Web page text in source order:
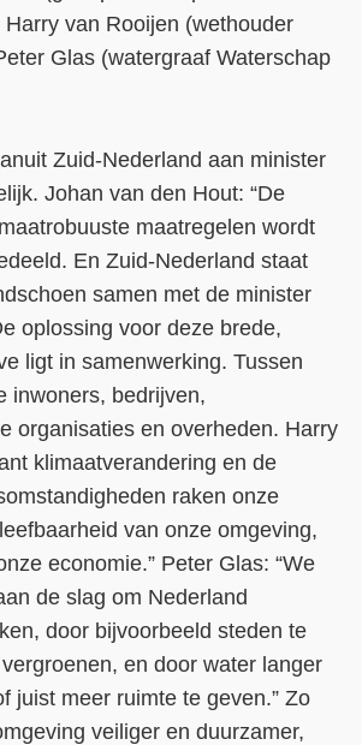
van Rooijen (wethouder
Glas (watergraaf Waterschap
Zuid-Nederland aan minister
Johan van den Hout: “De
maatregelen wordt
En Zuid-Nederland staat
samen met de minister
oplossing voor deze brede,
ligt in samenwerking. Tussen
inwoners, bedrijven,
organisaties en overheden. Harry
klimaatverandering en de
raken onze
van onze omgeving,
economie.” Peter Glas: “We
de slag om Nederland
door bijvoorbeeld steden te
en door water langer
juist meer ruimte te geven.” Zo
veiliger en duurzamer,